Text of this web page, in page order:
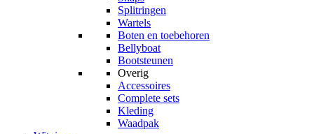
Splitringen
Wartels
Boten en toebehoren
Bellyboat
Bootsteunen
Overig
Accessoires
Complete sets
Kleding
Waadpak